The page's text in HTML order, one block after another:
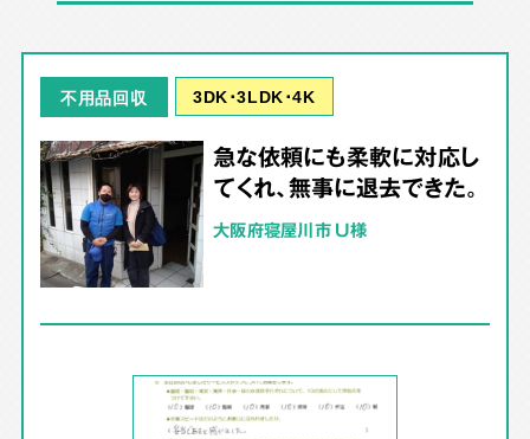
不用品回収 3DK･3LDK･4K
急な依頼にも柔軟に対応し
てくれ、無事に退去できた。
大阪府寝屋川市 U様